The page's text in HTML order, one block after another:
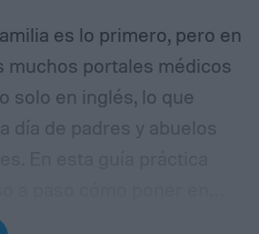
es lo primero, pero en
muchos portales médicos
solo en inglés, lo que
día de padres y abuelos
(el portal de pacientes